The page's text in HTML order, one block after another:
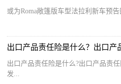
或为Roma敞篷版车型法拉利新车预告
出口产品责任险是什么？出口产
出口产品责任险是什么?出口产品责
发...